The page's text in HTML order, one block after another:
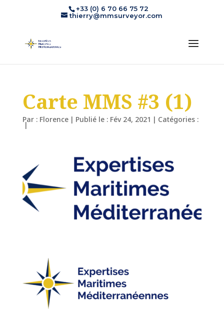
+33 (0) 6 70 66 75 72
thierry@mmsurveyor.com
Carte MMS #3 (1)
Par : Florence | Publié le : Fév 24, 2021 | Catégories :
|